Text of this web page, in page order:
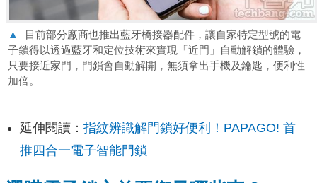
▲
目前部分廠商也推出藍牙橋接器配件，讓自家特定型號的電
子鎖得以透過藍牙和定位技術來實現「近門」自動解鎖的體驗，
只要接近家門，門鎖會自動解開，無須拿出手機及鑰匙，便利性
加倍。
延伸閱讀： 指紋辨識解門鎖好便利！PAPAGO! 首
推四合一電子智能門鎖